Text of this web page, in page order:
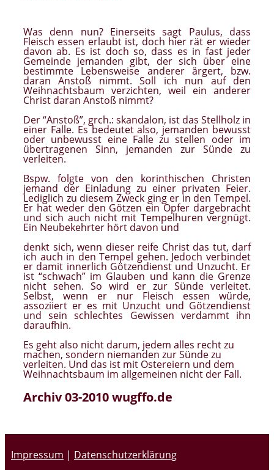
Was denn nun? Einerseits sagt Paulus, dass
Fleisch essen erlaubt ist, doch hier rät er wieder
davon ab. Es ist doch so, dass es in fast jeder
Gemeinde jemanden gibt, der sich über eine
bestimmte Lebensweise anderer ärgert, bzw.
daran Anstoß nimmt. Soll ich nun auf den
Weihnachtsbaum verzichten, weil ein anderer
Christ daran Anstoß nimmt?
Der “Anstoß”, grch.: skandalon, ist das Stellholz in
einer Falle. Es bedeutet also, jemanden bewusst
oder unbewusst eine Falle zu stellen oder im
übertragenen Sinn, jemanden zur Sünde zu
verleiten.
Bspw. folgte von den korinthischen Christen
jemand der Einladung zu einer privaten Feier.
Lediglich zu diesem Zweck ging er in den Tempel.
Er hat weder den Götzen ein Opfer dargebracht
und sich auch nicht mit Tempelhuren vergnügt.
Ein Neubekehrter hört davon und
denkt sich, wenn dieser reife Christ das tut, darf
ich auch in den Tempel gehen. Jedoch verbindet
er damit innerlich Götzendienst und Unzucht. Er
ist “schwach” im Glauben und kann die Grenze
nicht sehen. So wird er zur Sünde verleitet.
Selbst, wenn er nur Fleisch essen würde,
assoziiert er es mit Unzucht und Götzendienst
und sein schlechtes Gewissen verdammt ihn
daraufhin.
Es geht also nicht darum, jedem alles recht zu
machen, sondern niemanden zur Sünde zu
verleiten. Und das ist mit Ostereiern und dem
Weihnachtsbaum im allgemeinen nicht der Fall.
Archiv 03-2010 wugffo.de
Impressum | Datenschutzerklärung